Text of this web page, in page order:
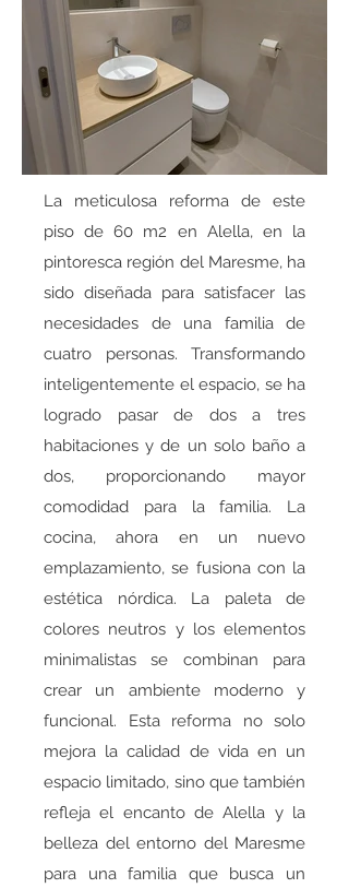
La meticulosa reforma de este
piso de 60 m2 en Alella, en la
pintoresca región del Maresme, ha
sido diseñada para satisfacer las
necesidades de una familia de
cuatro personas. Transformando
inteligentemente el espacio, se ha
logrado pasar de dos a tres
habitaciones y de un solo baño a
dos, proporcionando mayor
comodidad para la familia. La
cocina, ahora en un nuevo
emplazamiento, se fusiona con la
estética nórdica. La paleta de
colores neutros y los elementos
minimalistas se combinan para
crear un ambiente moderno y
funcional. Esta reforma no solo
mejora la calidad de vida en un
espacio limitado, sino que también
refleja el encanto de Alella y la
belleza del entorno del Maresme
para una familia que busca un